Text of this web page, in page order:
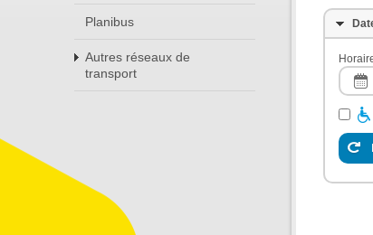
Planibus
Autres réseaux de
transport